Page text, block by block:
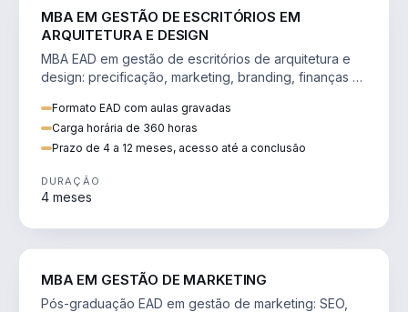
MBA EM GESTÃO DE ESCRITÓRIOS EM
ARQUITETURA E DESIGN
MBA EAD em gestão de escritórios de arquitetura e
design: precificação, marketing, branding, finanças e
Formato EAD com aulas gravadas
Carga horária de 360 horas
Prazo de 4 a 12 meses, acesso até a conclusão
DURAÇÃO
4 meses
MBA EM GESTÃO DE MARKETING
Pós-graduação EAD em gestão de marketing: SEO,